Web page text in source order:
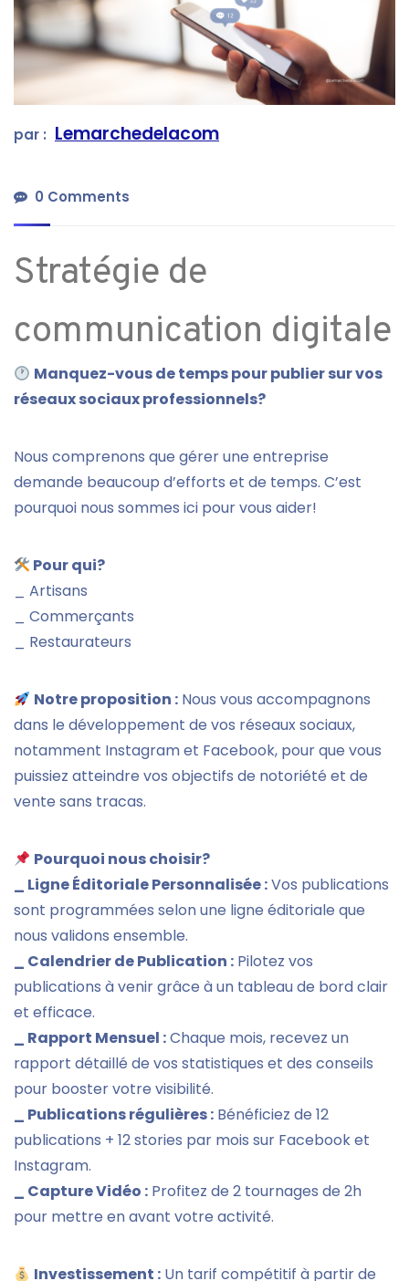
par : Lemarchedelacom
0 Comments
Stratégie de
communication digitale
Manquez-vous de temps pour publier sur vos
réseaux sociaux professionnels?
Nous comprenons que gérer une entreprise
demande beaucoup d’efforts et de temps. C’est
pourquoi nous sommes ici pour vous aider!
Pour qui?
_ Artisans
_ Commerçants
_ Restaurateurs
Notre proposition : Nous vous accompagnons
dans le développement de vos réseaux sociaux,
notamment Instagram et Facebook, pour que vous
puissiez atteindre vos objectifs de notoriété et de
vente sans tracas.
Pourquoi nous choisir?
_ Ligne Éditoriale Personnalisée :Vos publications
sont programmées selon une ligne éditoriale que
nous validons ensemble.
_ Calendrier de Publication : Pilotez vos
publications à venir grâce à un tableau de bord clair
et efficace.
_ Rapport Mensuel :Chaque mois, recevez un
rapport détaillé de vos statistiques et des conseils
pour booster votre visibilité.
_ Publications régulières : Bénéficiez de 12
publications + 12 stories par mois sur Facebook et
Instagram.
_ Capture Vidéo : Profitez de 2 tournages de 2h
pour mettre en avant votre activité.
Investissement : Un tarif compétitif à partir de